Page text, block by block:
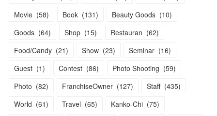
Movie (58) Book (131) Beauty Goods (10)
Goods (64) Shop (15) Restauran (62)
Food/Candy (21) Show (23) Seminar (16)
Guest (1) Contest (86) Photo Shooting (59)
Photo (82) FranchiseOwner (127) Staff (435)
World (61) Travel (65) Kanko-Chi (75)